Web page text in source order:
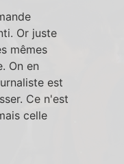
Or juste
mêmes
On en
est
Ce n'est
celle